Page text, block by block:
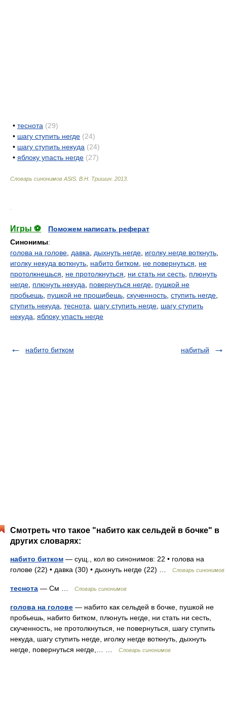
• теснота (29)
• шагу ступить негде (24)
• шагу ступить некуда (24)
• яблоку упасть негде (27)
Словарь синонимов ASIS. В.Н. Тришин 2013
Игры ⚽
Поможем написать реферат
Синонимы:
голова на голове давка дыхнуть негде иголку негде воткнуть
иголку некуда воткнуть набито битком не повернуться
не
протолкнешься
не протолкнуться ни стать ни сесть плюнуть
негде плюнуть некуда повернуться негде пушкой не
пробьешь пушкой не прошибешь скученность ступить негде
ступить некуда теснота шагу ступить негде шагу ступить
некуда яблоку упасть негде
набито битком набитый
Смотреть что такое "набито как сельдей в бочке" в
других словарях:
набито битком — сущ., кол во синонимов: 22 • голова на
голове (22) • давка (30) • дыхнуть негде (22) …
Словарь синонимов
теснота — См … Словарь синонимов
голова на голове — набито как сельдей в бочке, пушкой не
пробьешь, набито битком, плюнуть негде, ни стать ни сесть,
скученность, не протолкнуться, не повернуться, шагу ступить
некуда, шагу ступить негде, иголку негде воткнуть, дыхнуть
негде, повернуться негде,… …
Словарь синонимов